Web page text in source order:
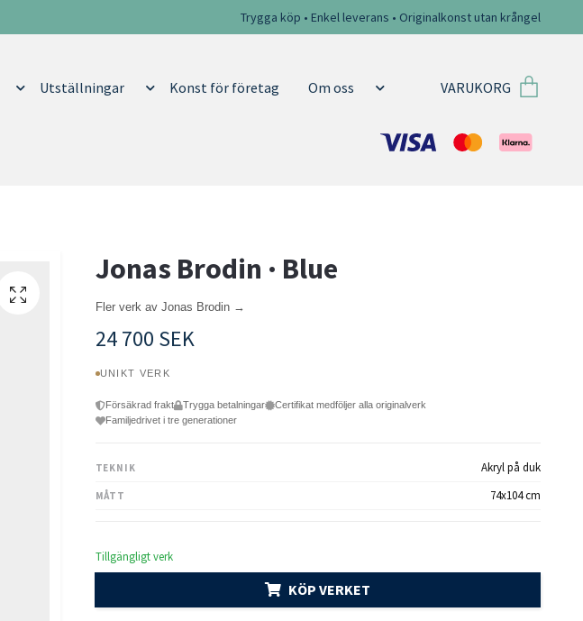
Trygga köp • Enkel leverans • Originalkonst utan krångel
Utställningar Konst för företag Om oss VARUKORG
Jonas Brodin · Blue
Fler verk av Jonas Brodin →
24 700 SEK
UNIKT VERK
Försäkrad frakt Trygga betalningar
Certifikat medföljer alla originalverk
Familjedrivet i tre generationer
TEKNIK Akryl på duk
MÅTT 74x104 cm
Tillgängligt verk
KÖP VERKET